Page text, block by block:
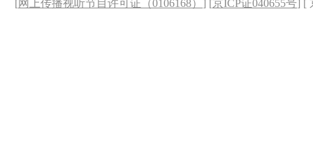
[网上传播视听节目许可证（0106168） ] [京ICP证040655号] [